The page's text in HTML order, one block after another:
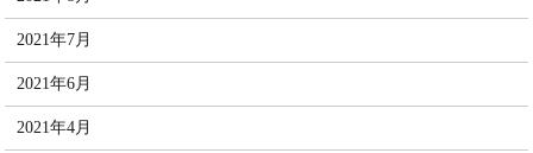
2021年7月
2021年6月
2021年4月